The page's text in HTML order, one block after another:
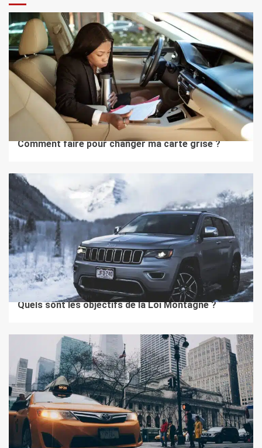
2 min de lecture
Comment faire pour changer ma carte grise ?
2 min de lecture
AUTO MOTO
Quels sont les objectifs de la Loi Montagne ?
2 min de lecture